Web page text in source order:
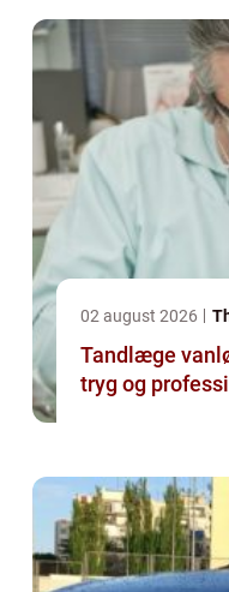
02 august 2026
Tandlæge vanløse sådan
tryg og